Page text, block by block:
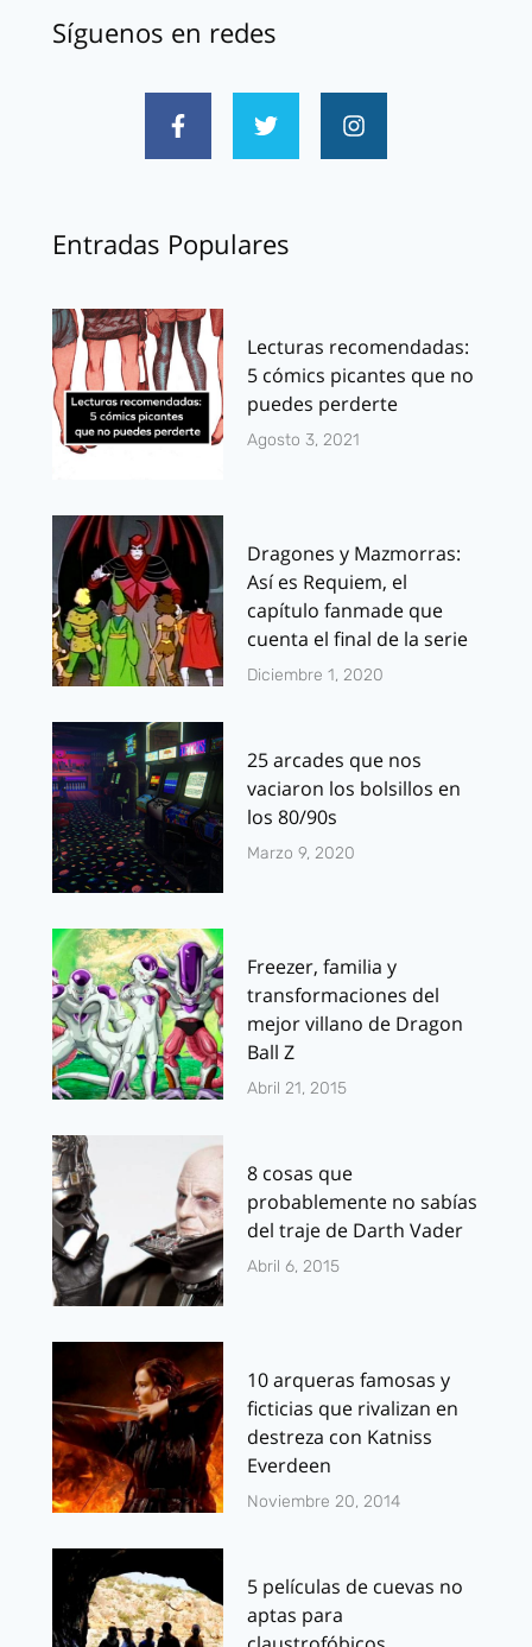
Síguenos en redes
Entradas Populares
Lecturas recomendadas:
5 cómics picantes que no
puedes perderte
Agosto 3, 2021
Dragones y Mazmorras:
Así es Requiem, el
capítulo fanmade que
cuenta el final de la serie
Diciembre 1, 2020
25 arcades que nos
vaciaron los bolsillos en
los 80/90s
Marzo 9, 2020
Freezer, familia y
transformaciones del
mejor villano de Dragon
Ball Z
Abril 21, 2015
8 cosas que
probablemente no sabías
del traje de Darth Vader
Abril 6, 2015
10 arqueras famosas y
ficticias que rivalizan en
destreza con Katniss
Everdeen
Noviembre 20, 2014
5 películas de cuevas no
aptas para